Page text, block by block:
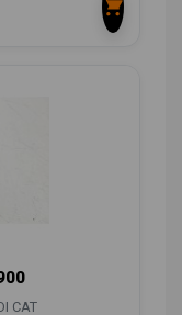
CAT